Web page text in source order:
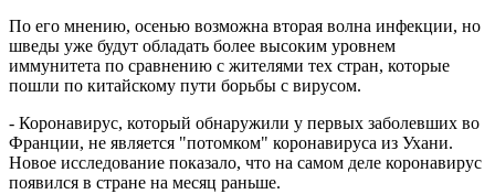
По его мнению, осенью возможна вторая волна инфекции, но
шведы уже будут обладать более высоким уровнем
иммунитета по сравнению с жителями тех стран, которые
пошли по китайскому пути борьбы с вирусом.
- Коронавирус, который обнаружили у первых заболевших во
Франции, не является "потомком" коронавируса из Ухани.
Новое исследование показало, что на самом деле коронавирус
появился в стране на месяц раньше.